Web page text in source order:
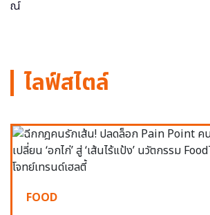
ไลฟ์สไตล์
FOOD